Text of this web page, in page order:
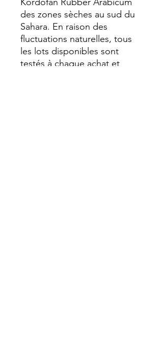
des zones sèches au sud du
Sahara. En raison des
fluctuations naturelles, tous
les lots disponibles sont
testés à chaque achat et